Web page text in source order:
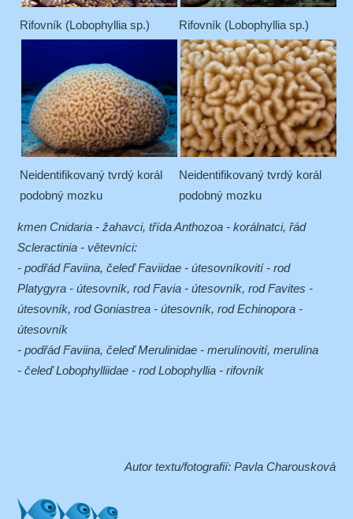
Rifovník (Lobophyllia sp.) Rifovník (Lobophyllia sp.)
Neidentifikovaný tvrdý korál
podobný mozku
Neidentifikovaný tvrdý korál
podobný mozku
kmen Cnidaria - žahavci, třída Anthozoa - korálnatci, řád
Scleractinia - větevníci:
- podřád Faviina, čeleď Faviidae - útesovníkovití - rod
Platygyra - útesovník, rod Favia - útesovník, rod Favites -
útesovník, rod Goniastrea - útesovník, rod Echinopora -
útesovník
- podřád Faviina, čeleď Merulinidae - merulínovití, merulína
- čeleď Lobophylliidae - rod Lobophyllia - rifovník
Autor textu/fotografií: Pavla Charousková